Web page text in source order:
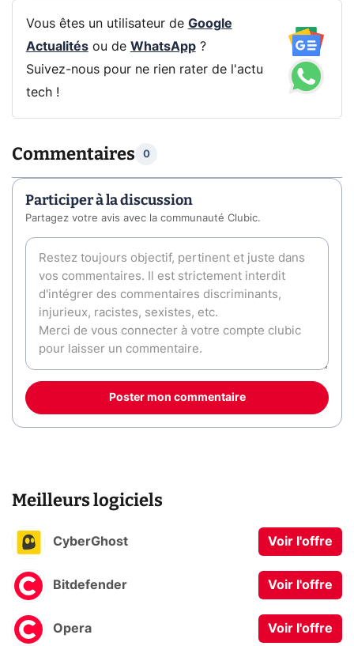
Vous êtes un utilisateur de Google
Actualitésou de WhatsApp?
Suivez-nous pour ne rien rater de l'actu
tech !
Commentaires 0
Participer à la discussion
Partagez votre avis avec la communauté Clubic.
Poster mon commentaire
Meilleurs logiciels
CyberGhost Voir l'offre
Bitdefender Voir l'offre
Opera Voir l'offre